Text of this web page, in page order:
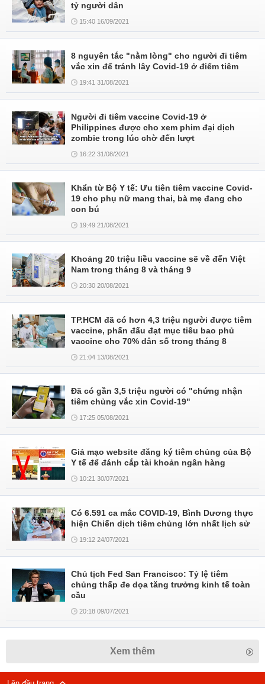
tỷ người dân
15:40 16/09/2021
8 nguyên tắc "nằm lòng" cho người đi tiêm
vắc xin để tránh lây Covid-19 ở điểm tiêm
19:41 31/08/2021
Người đi tiêm vaccine Covid-19 ở
Philippines được cho xem phim đại dịch
zombie trong lúc chờ đến lượt
16:22 31/08/2021
Khẩn từ Bộ Y tế: Ưu tiên tiêm vaccine Covid-
19 cho phụ nữ mang thai, bà mẹ đang cho
con bú
19:49 21/08/2021
Khoảng 20 triệu liều vaccine sẽ về đến Việt
Nam trong tháng 8 và tháng 9
20:30 20/08/2021
TP.HCM đã có hơn 4,3 triệu người được tiêm
vaccine, phấn đấu đạt mục tiêu bao phủ
vaccine cho 70% dân số trong tháng 8
21:04 13/08/2021
Đã có gần 3,5 triệu người có "chứng nhận
tiêm chủng vắc xin Covid-19"
17:25 05/08/2021
Giả mạo website đăng ký tiêm chủng của Bộ
Y tế để đánh cắp tài khoản ngân hàng
10:21 30/07/2021
Có 6.591 ca mắc COVID-19, Bình Dương thực
hiện Chiến dịch tiêm chủng lớn nhất lịch sử
19:12 24/07/2021
Chủ tịch Fed San Francisco: Tỷ lệ tiêm
chủng thấp đe dọa tăng trưởng kinh tế toàn
cầu
20:18 09/07/2021
Xem thêm